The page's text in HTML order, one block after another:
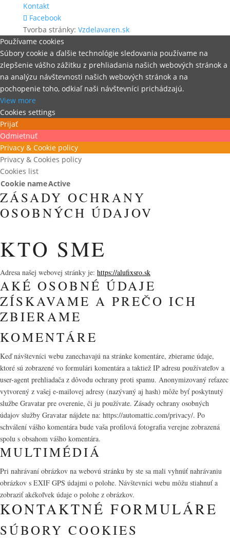
Kontakt
Facebook
Tvorba stránky: Vzdelavaren.sk
Používame cookies
Súbory cookie a ďalšie technológie sledovania používame na
zlepšenie vášho zážitku z prehliadania našich webových stránok a
na analýzu návštevnosti našich webových stránok a na
pochopenie toho, odkiaľ naši návštevníci prichádzajú.
View more
Cookies settings
Prijať
Odmietnuť
Privacy & Cookie policy
Privacy & Cookies policy
Cookies list
Cookie nameActive
ZÁSADY OCHRANY
OSOBNÝCH ÚDAJOV
KTO SME
Adresa našej webovej stránky je: https://alufixsro.sk
AKÉ OSOBNÉ ÚDAJE
ZÍSKAVAME A PREČO ICH
ZBIERAME
KOMENTÁRE
Keď návštevníci webu zanechavajú na stránke komentáre, zbierame údaje,
ktoré sú zobrazené vo formulári komentára a taktiež IP adresu používateľov a
user-agent prehliadača z dôvodu ochrany proti spamu. Anonymizovaný reťazec
vytvorený z vašej e-mailovej adresy (nazývaný aj hash) môže byť poskytnutý
službe Gravatar pre overenie, či ju používate. Zásady ochrany osobných
údajov služby Gravatar nájdete na: https://automattic.com/privacy/. Po
schválení vášho komentára bude vaša profilová fotografia verejne zobrazená
spolu s obsahom vášho komentára.
MULTIMÉDIÁ
Pri nahrávaní obrázkov na webovú stránku by ste sa mali vyhnúť nahrávaniu
obrázkov s EXIF GPS údajmi o polohe. Návštevníci webu môžu stiahnuť a
zobraziť akékoľvek údaje o polohe z obrázkov.
KONTAKTNÉ FORMULÁRE
SÚBORY COOKIES